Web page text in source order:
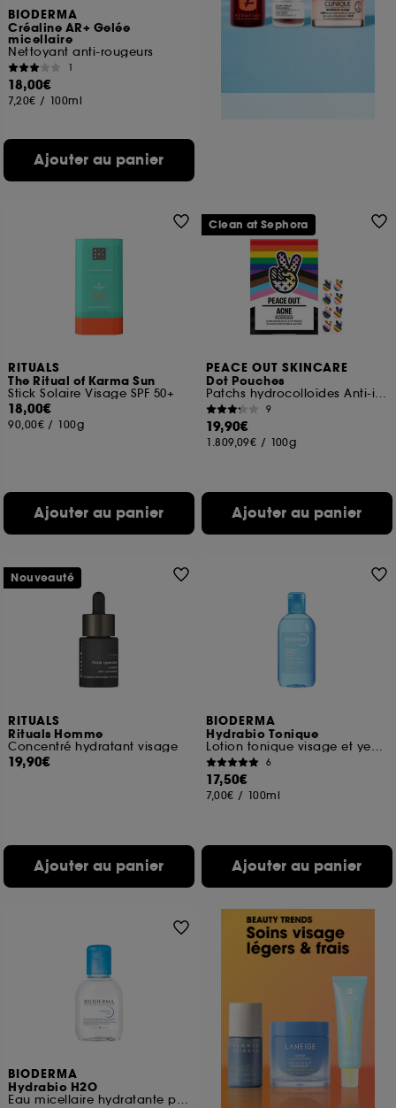
BIODERMA
Créaline AR+ Gelée
micellaire
Nettoyant anti-rougeurs
1
18,00€
7,20€ / 100ml
Ajouter au panier
RITUALS
The Ritual of Karma Sun
Stick Solaire Visage SPF 50+
18,00€
90,00€ / 100g
Ajouter au panier
PEACE OUT SKINCARE
Dot Pouches
Patchs hydrocolloïdes Anti-imperfections à l'acide salicylique
9
19,90€
1.809,09€ / 100g
Ajouter au panier
Clean at Sephora
RITUALS
Rituals Homme
Concentré hydratant visage
19,90€
Ajouter au panier
Nouveauté
BIODERMA
Hydrabio Tonique
Lotion tonique visage et yeux peaux sensibles déshydratées
6
17,50€
7,00€ / 100ml
Ajouter au panier
BIODERMA
Hydrabio H2O
Eau micellaire hydratante peaux sensibles déshydratées